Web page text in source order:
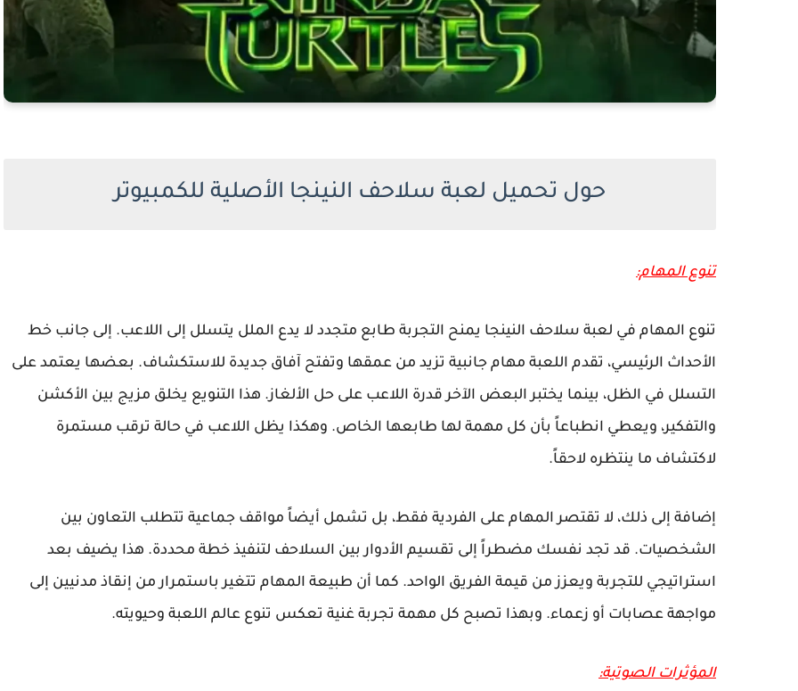
حول تحميل لعبة سلاحف النينجا الأصلية للكمبيوتر
تنوع المهام:
تنوع المهام في لعبة سلاحف النينجا يمنح التجربة طابع متجدد لا يدع الملل يتسلل إلى اللاعب. إلى جانب خط
الأحداث الرئيسي، تقدم اللعبة مهام جانبية تزيد من عمقها وتفتح آفاق جديدة للاستكشاف. بعضها يعتمد على
التسلل في الظل، بينما يختبر البعض الآخر قدرة اللاعب على حل الألغاز. هذا التنويع يخلق مزيج بين الأكشن
والتفكير، ويعطي انطباعاً بأن كل مهمة لها طابعها الخاص. وهكذا يظل اللاعب في حالة ترقب مستمرة
لاكتشاف ما ينتظره لاحقاً.
إضافة إلى ذلك، لا تقتصر المهام على الفردية فقط، بل تشمل أيضاً مواقف جماعية تتطلب التعاون بين
الشخصيات. قد تجد نفسك مضطراً إلى تقسيم الأدوار بين السلاحف لتنفيذ خطة محددة. هذا يضيف بعد
استراتيجي للتجربة ويعزز من قيمة الفريق الواحد. كما أن طبيعة المهام تتغير باستمرار من إنقاذ مدنيين إلى
مواجهة عصابات أو زعماء. وبهذا تصبح كل مهمة تجربة غنية تعكس تنوع عالم اللعبة وحيويته.
المؤثرات الصوتية: